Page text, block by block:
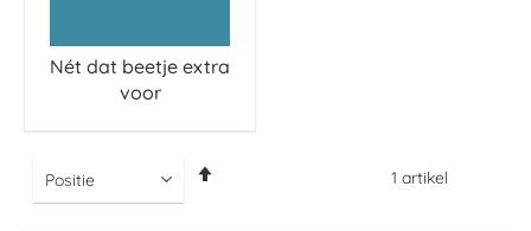
Nét dat beetje extra
voor
1 artikel